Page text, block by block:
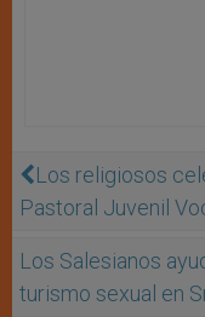
Los religiosos
Pastoral Juvenil
Los Salesianos
turismo sexual en